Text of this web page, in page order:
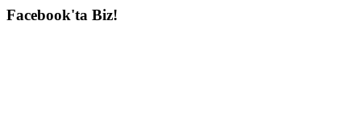
Facebook'ta Biz!